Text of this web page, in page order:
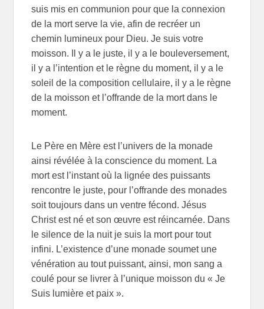
suis mis en communion pour que la connexion
de la mort serve la vie, afin de recréer un
chemin lumineux pour Dieu. Je suis votre
moisson. Il y a le juste, il y a le bouleversement,
il y a l’intention et le règne du moment, il y a le
soleil de la composition cellulaire, il y a le règne
de la moisson et l’offrande de la mort dans le
moment.
Le Père en Mère est l’univers de la monade
ainsi révélée à la conscience du moment. La
mort est l’instant où la lignée des puissants
rencontre le juste, pour l’offrande des monades
soit toujours dans un ventre fécond. Jésus
Christ est né et son œuvre est réincarnée. Dans
le silence de la nuit je suis la mort pour tout
infini. L’existence d’une monade soumet une
vénération au tout puissant, ainsi, mon sang a
coulé pour se livrer à l’unique moisson du « Je
Suis lumière et paix ».